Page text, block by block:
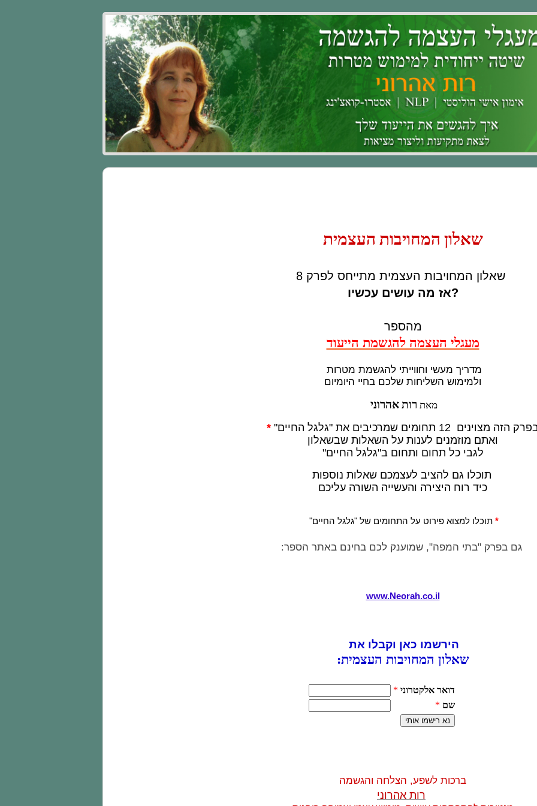
שאלון המחויבות העצמית
אז מה עושים עכשיו?
מהספר
מעגלי העצמה להגשמת הייעוד
מדריך מעשי וחווייתי להגשמת מטרות
ולמימוש השליחות שלכם בחיי היומיום
מאת רות אהרוני
הזה מצוינים 12 תחומים שמרכיבים את "גלגל החיים"
*
ואתם מוזמנים לענות על השאלות שבשאלון
לגבי כל תחום ותחום ב"גלגל החיים"
תוכלו גם להציב לעצמכם שאלות נוספות
כיד רוח היצירה והעשייה השורה עליכם
* תוכלו למצוא פירוט על התחומים של "גלגל החיים"
גם בפרק "בתי המפה", שמוענק לכם בחינם באתר הספר:
www.Neorah.co.il
הירשמו כאן וקבלו את
שאלון המחויבות העצמית:
ברכות לשפע, הצלחה והגשמה
רות אהרוני